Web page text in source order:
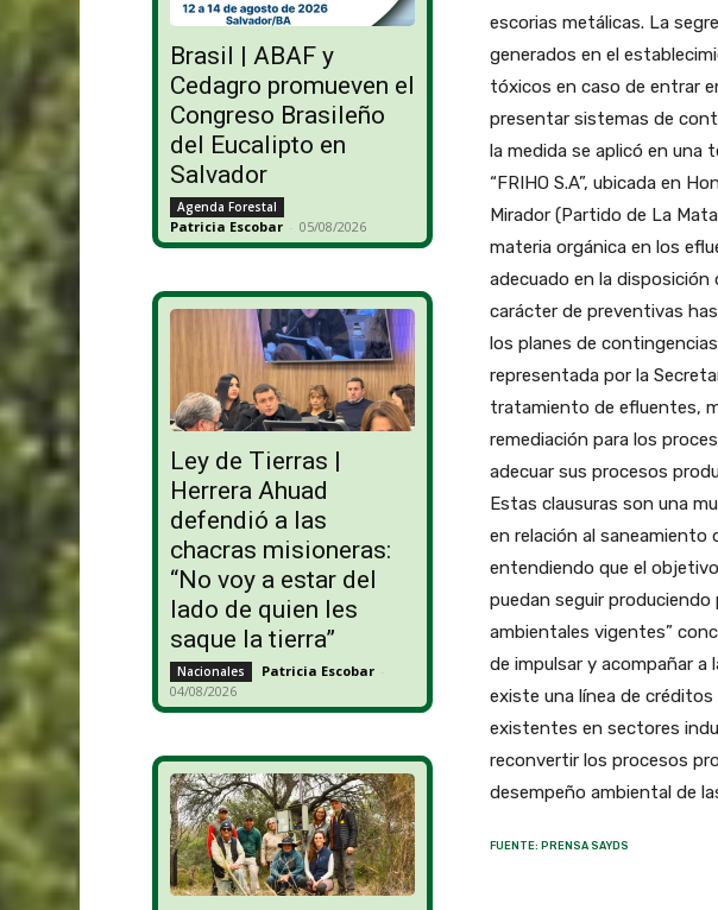
Brasil | ABAF y
Cedagro promueven el
Congreso Brasileño
del Eucalipto en
Salvador
Agenda Forestal
Patricia Escobar - 05/08/2026
Ley de Tierras |
Herrera Ahuad
defendió a las
chacras misioneras:
“No voy a estar del
lado de quien les
saque la tierra”
Nacionales Patricia Escobar -
04/08/2026
escorias metálicas. La
generados en el
tóxicos en caso de entrar
presentar sistemas de
la medida se aplicó en una
“FRIHO S.A”, ubicada en
Mirador (Partido de La
materia orgánica en los
adecuado en la
carácter de preventivas
los planes de
representada por la
tratamiento de efluentes,
remediación para los
adecuar sus procesos
Estas clausuras son una
en relación al saneamiento
entendiendo que el
puedan seguir
ambientales vigentes”
de impulsar y acompañar a
existe una línea de
existentes en sectores
reconvertir los procesos
desempeño ambiental de
FUENTE: PRENSA SAYDS